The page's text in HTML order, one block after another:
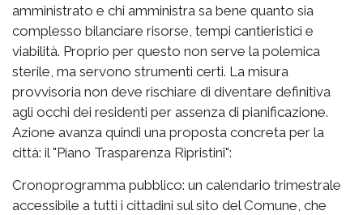
amministrato e chi amministra sa bene quanto sia
complesso bilanciare risorse, tempi cantieristici e
viabilità. Proprio per questo non serve la polemica
sterile, ma servono strumenti certi. La misura
provvisoria non deve rischiare di diventare definitiva
agli occhi dei residenti per assenza di pianificazione.
Azione avanza quindi una proposta concreta per la
città: il "Piano Trasparenza Ripristini":
Cronoprogramma pubblico: un calendario trimestrale
accessibile a tutti i cittadini sul sito del Comune, che